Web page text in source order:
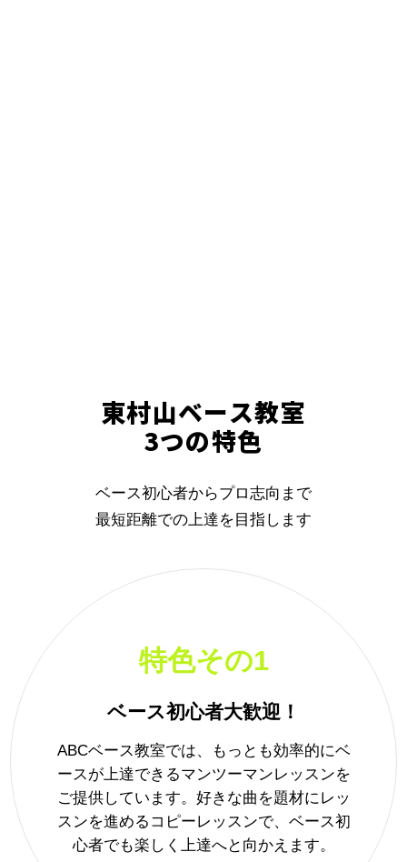
東村山ベース教室
3つの特色
ベース初心者からプロ志向まで
最短距離での上達を目指します
特色その1
ベース初心者大歓迎！
ABCベース教室では、もっとも効率的にベ
ースが上達できるマンツーマンレッスンを
ご提供しています。好きな曲を題材にレッ
スンを進めるコピーレッスンで、ベース初
心者でも楽しく上達へと向かえます。